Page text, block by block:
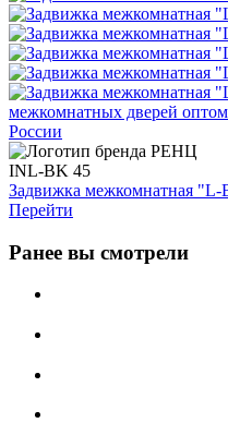
INL-BK 45
Задвижка межкомнатная "L-
Перейти
Ранее вы смотрели